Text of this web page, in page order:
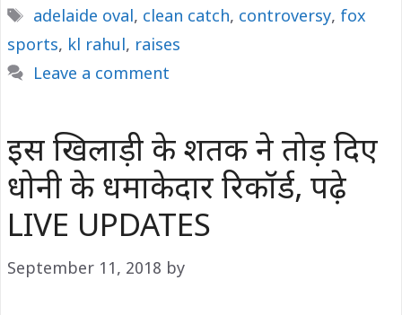
Tags
adelaide oval, clean catch, controversy, fox
sports, kl rahul, raises
Leave a comment
इस खिलाड़ी के शतक ने तोड़ दिए
धोनी के धमाकेदार रिकॉर्ड, पढ़े
LIVE UPDATES
September 11, 2018 by